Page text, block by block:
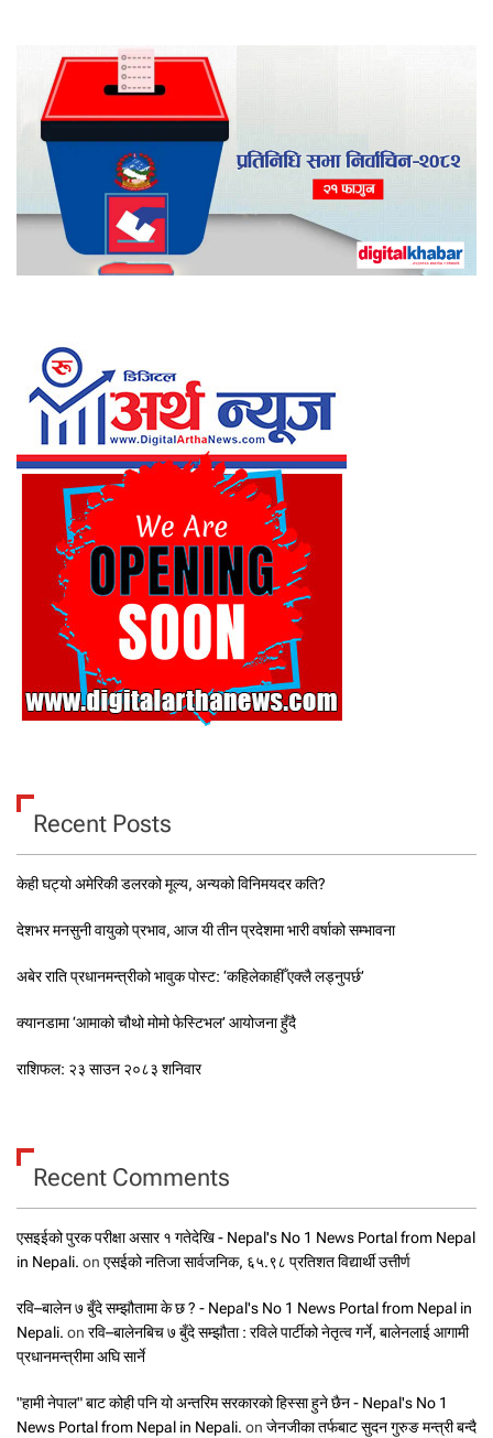
Recent Posts
केही घट्यो अमेरिकी डलरको मूल्य, अन्यको विनिमयदर कति?
देशभर मनसुनी वायुको प्रभाव, आज यी तीन प्रदेशमा भारी वर्षाको सम्भावना
अबेर राति प्रधानमन्त्रीको भावुक पोस्ट: ‘कहिलेकाहीँ एक्लै लड्नुपर्छ’
क्यानडामा ‘आमाको चौथो मोमो फेस्टिभल’ आयोजना हुँदै
राशिफल: २३ साउन २०८३ शनिवार
Recent Comments
एसइईको पुरक परीक्षा असार १ गतेदेखि - Nepal's No 1 News Portal from Nepal
in Nepali. on एसईको नतिजा सार्वजनिक, ६५.९८ प्रतिशत विद्यार्थी उत्तीर्ण
रवि–बालेन ७ बुँदे सम्झौतामा के छ ? - Nepal's No 1 News Portal from Nepal in
Nepali. on रवि–बालेनबिच ७ बुँदे सम्झौता : रविले पार्टीको नेतृत्व गर्ने, बालेनलाई आगामी
प्रधानमन्त्रीमा अघि सार्ने
"हामी नेपाल" बाट कोही पनि यो अन्तरिम सरकारको हिस्सा हुने छैन - Nepal's No 1
News Portal from Nepal in Nepali. on जेनजीका तर्फबाट सुदन गुरुङ मन्त्री बन्दै